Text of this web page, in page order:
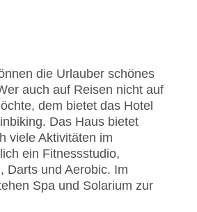
die Urlauber schönes
auch auf Reisen nicht auf
dem bietet das Hotel
Das Haus bietet
viele Aktivitäten im
ein Fitnessstudio,
Darts und Aerobic. Im
Spa und Solarium zur